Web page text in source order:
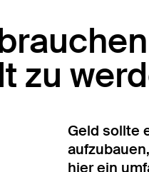
zu
Geld sollte
hier ein